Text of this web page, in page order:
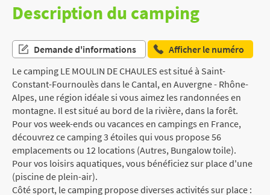
Description du camping
Demande d'informations
Afficher le numéro
Le camping LE MOULIN DE CHAULES est situé à Saint-
Constant-Fournoulès dans le Cantal, en Auvergne - Rhône-
Alpes, une région idéale si vous aimez les randonnées en
montagne. Il est situé au bord de la rivière, dans la forêt.
Pour vos week-ends ou vacances en campings en France,
découvrez ce camping 3 étoiles qui vous propose 56
emplacements ou 12 locations (Autres, Bungalow toile).
Pour vos loisirs aquatiques, vous bénéficiez sur place d'une
(piscine de plein-air).
Côté sport, le camping propose diverses activités sur place :